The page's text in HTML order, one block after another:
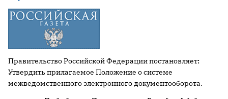
Правительство Российской Федерации постановляет:
Утвердить прилагаемое Положение о системе
межведомственного электронного документооборота.